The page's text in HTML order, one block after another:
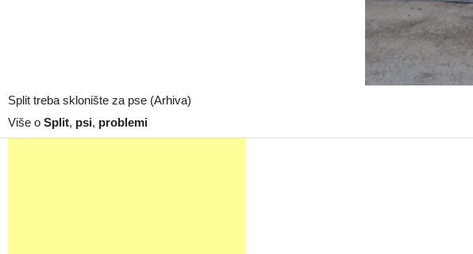
Split treba sklonište za pse (Arhiva)
Više o Split, psi, problemi